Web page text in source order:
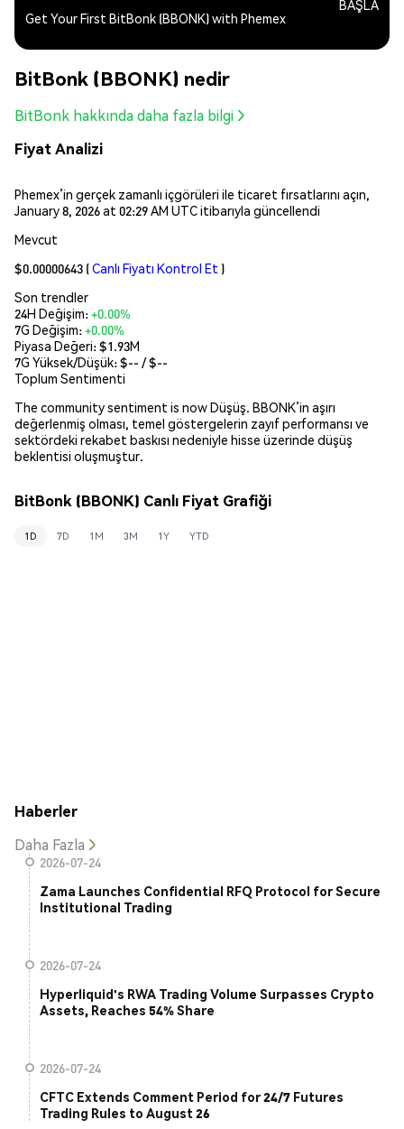
Get Your First BitBonk (BBONK) with Phemex
BAŞLA
BitBonk (BBONK) nedir
BitBonk hakkında daha fazla bilgi
Fiyat Analizi
Phemex’in gerçek zamanlı içgörüleri ile ticaret fırsatlarını açın,
January 8, 2026 at 02:29 AM UTC itibarıyla güncellendi
Mevcut
$0.00000643 (Canlı Fiyatı Kontrol Et )
Son trendler
24H Değişim:+0.00%
7G Değişim:+0.00%
Piyasa Değeri:$1.93M
7G Yüksek/Düşük: $-- / $--
Toplum Sentimenti
The community sentiment is now Düşüş. BBONK’in aşırı
değerlenmiş olması, temel göstergelerin zayıf performansı ve
sektördeki rekabet baskısı nedeniyle hisse üzerinde düşüş
beklentisi oluşmuştur.
BitBonk (BBONK) Canlı Fiyat Grafiği
1D 7D 1M 3M 1Y YTD
Haberler
Daha Fazla
2026-07-24
Zama Launches Confidential RFQ Protocol for Secure
Institutional Trading
2026-07-24
Hyperliquid's RWA Trading Volume Surpasses Crypto
Assets, Reaches 54% Share
2026-07-24
CFTC Extends Comment Period for 24/7 Futures
Trading Rules to August 26